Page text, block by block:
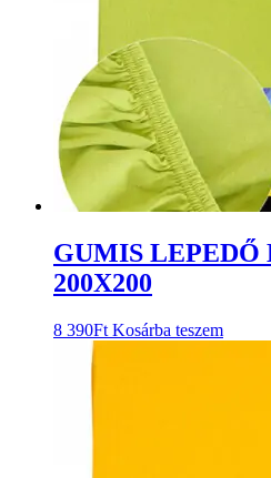
GUMIS LEPEDŐ
200X200
8 390Ft Kosárba teszem